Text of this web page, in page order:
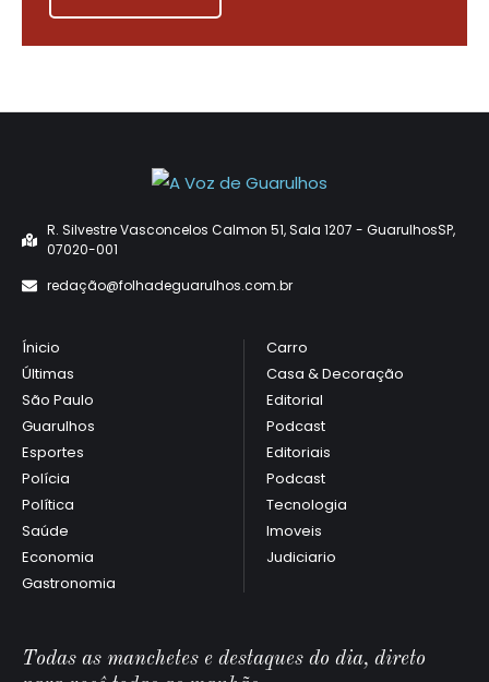
R. Silvestre Vasconcelos Calmon 51, Sala 1207 - GuarulhosSP,
07020-001
redação@folhadeguarulhos.com.br
Ínicio
Últimas
São Paulo
Guarulhos
Esportes
Polícia
Política
Saúde
Economia
Gastronomia
Carro
Casa & Decoração
Editorial
Podcast
Editoriais
Podcast
Tecnologia
Imoveis
Judiciario
Todas as manchetes e destaques do dia, direto